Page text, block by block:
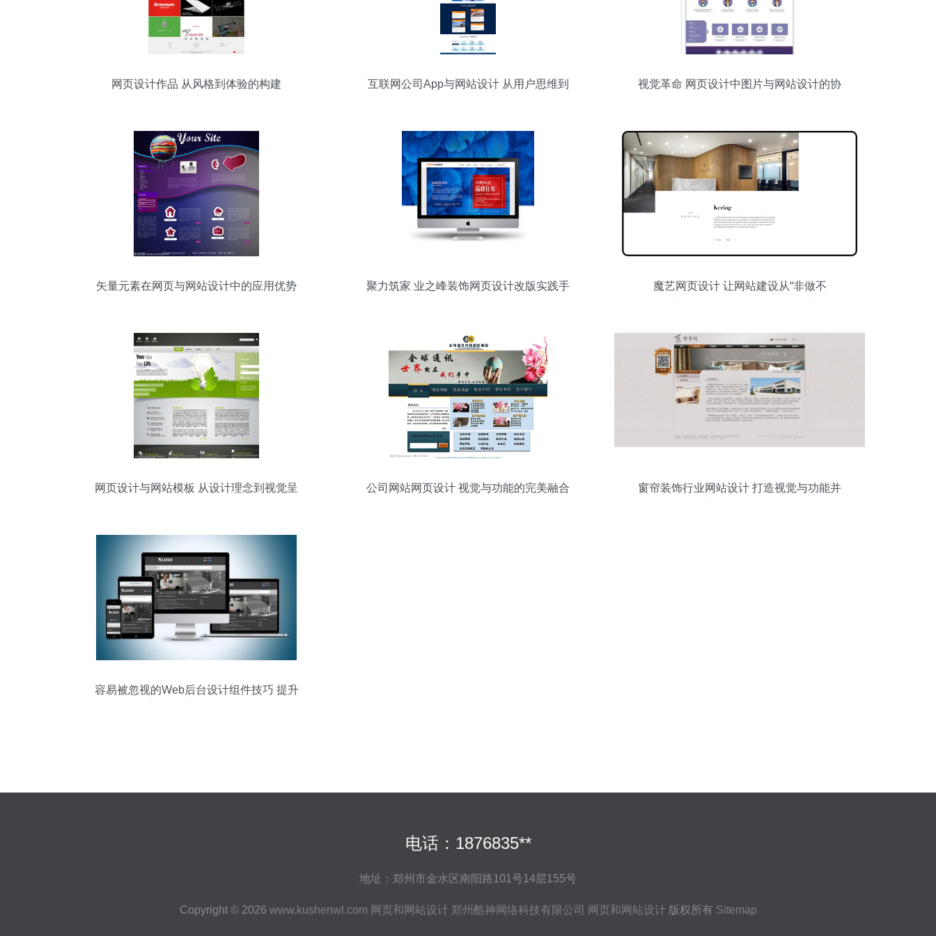
网页设计作品 从风格到体验的构建
互联网公司App与网站设计 从用户思维到
视觉革命 网页设计中图片与网站设计的协
矢量元素在网页与网站设计中的应用优势
聚力筑家 业之峰装饰网页设计改版实践手
魔艺网页设计 让网站建设从“非做不
网页设计与网站模板 从设计理念到视觉呈
公司网站网页设计 视觉与功能的完美融合
窗帘装饰行业网站设计 打造视觉与功能并
容易被忽视的Web后台设计组件技巧 提升
电话：1876835**
地址：郑州市金水区南阳路101号14层155号
Copyright © 2026 www.kushenwl.com 网页和网站设计 郑州酷神网络科技有限公司 网页和网站设计版权所有 Sitemap